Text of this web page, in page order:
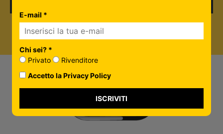
E-mail *
Chi sei? *
Privato
Rivenditore
Accetto la Privacy Policy
ISCRIVITI